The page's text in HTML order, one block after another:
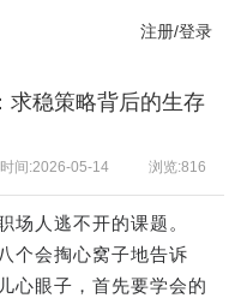
注册/登录
求稳策略背后的生存
浏览:816
时间:2026-05-14
场人逃不开的课题。
个会掏心窝子地告诉
心眼子，首先要学会的